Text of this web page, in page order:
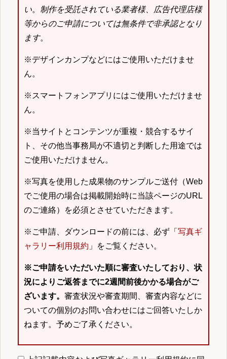
い。 制作を受託されている業者様、広告代理店様
等からのご申請については無条件で非承認となり
ます。
※デザインカンプなどにはご使用いただけませ
ん。
※スマートフォンアプリにはご使用いただけませ
ん。
※当サイトとコンテンツが重複・競合するサイ
ト、その他当事務局が不適切と判断した用途では
ご使用いただけません。
※写真を使用した成果物のサンプルご送付（Web
でご使用の場合は掲載開始時に当該ページのURL
のご連絡）を必須とさせていただきます。
※ご申請、ダウンロードの前には、必ず「 写真ギ
ャラリー利用規約 」をご覧ください。
※ご申請をいただいた順に審査いたしており、状
況によりご返答までに2週間前後かかる場合がご
ざいます。 審査状況や審査期間、審査内容などに
ついての個別のお問い合わせにはご回答いたしか
ねます。予めご了承ください。